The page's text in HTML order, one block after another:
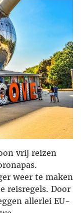
vrij reizen
weer te maken
reisregels. Door
allerlei EU-